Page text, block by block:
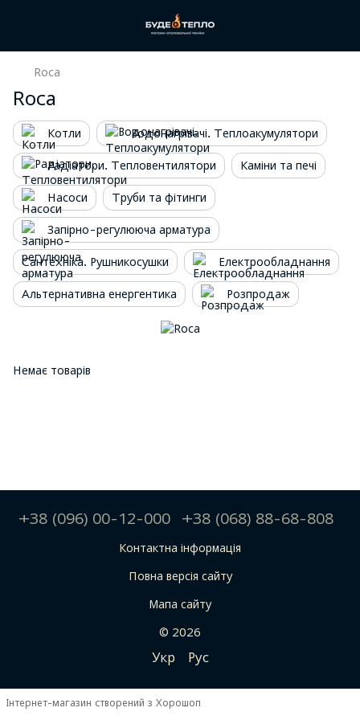
Roca
Roca
Котли Водонагрівачі. Теплоакумулятори
Радіатори. Тепловентилятори Каміни та печі
Насоси Труби та фітинги
Запірно-регулююча арматура
Сантехніка. Рушникосушки Електрообладнання
Альтернативна енергентика Розпродаж
Немає товарів
+38 (096) 00-12-000 +38 (068) 88-68-808
Контактна інформація
Повна версія сайту
Мапа сайту
© 2026
Укр Рус
Інтернет-магазин створений з Хорошоп